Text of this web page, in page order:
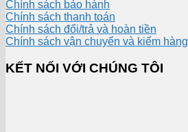
Chính sách bảo hành
Chính sách thanh toán
Chính sách đổi/trả và hoàn tiền
Chính sách vận chuyển và kiểm hàng
KẾT NỐI VỚI CHÚNG TÔI